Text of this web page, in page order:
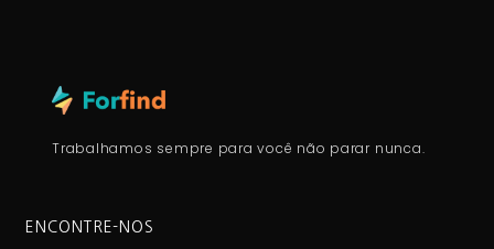
Trabalhamos sempre para você não parar nunca.
ENCONTRE-NOS